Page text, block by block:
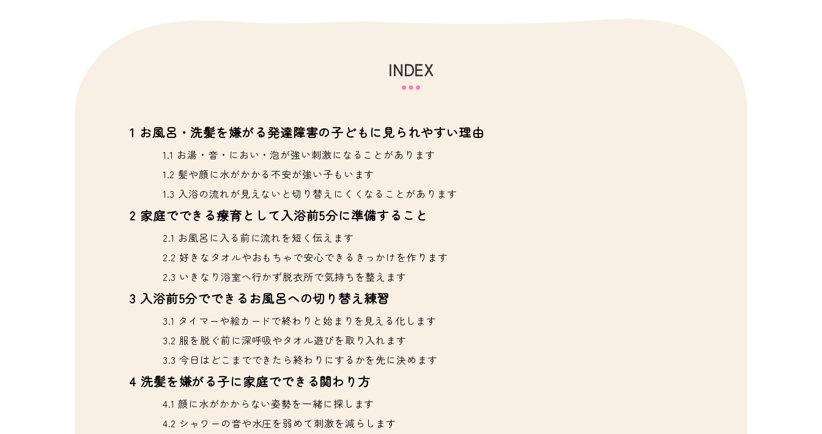
INDEX
1 お風呂・洗髪を嫌がる発達障害の子どもに見られやすい理由
1.1 お湯・音・におい・泡が強い刺激になることがあります
1.2 髪や顔に水がかかる不安が強い子もいます
1.3 入浴の流れが見えないと切り替えにくくなることがあります
2 家庭でできる療育として入浴前5分に準備すること
2.1 お風呂に入る前に流れを短く伝えます
2.2 好きなタオルやおもちゃで安心できるきっかけを作ります
2.3 いきなり浴室へ行かず脱衣所で気持ちを整えます
3 入浴前5分でできるお風呂への切り替え練習
3.1 タイマーや絵カードで終わりと始まりを見える化します
3.2 服を脱ぐ前に深呼吸やタオル遊びを取り入れます
3.3 今日はどこまでできたら終わりにするかを先に決めます
4 洗髪を嫌がる子に家庭でできる関わり方
4.1 顔に水がかからない姿勢を一緒に探します
4.2 シャワーの音や水圧を弱めて刺激を減らします